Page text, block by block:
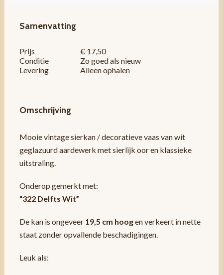
Samenvatting
Prijs
€ 17,50
Conditie
Zo goed als nieuw
Levering
Alleen ophalen
Omschrijving
Mooie vintage sierkan / decoratieve vaas van wit
geglazuurd aardewerk met sierlijk oor en klassieke
uitstraling.
Onderop gemerkt met:
“322 Delfts Wit”
De kan is ongeveer 19,5 cm hoogen verkeert in nette
staat zonder opvallende beschadigingen.
Leuk als: